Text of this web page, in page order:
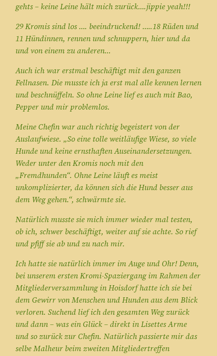
gehts – keine Leine hält mich zurück….jippie yeah!!!
29 Kromis sind los …. beeindruckend! …..18 Rüden und
11 Hündinnen, rennen und schnuppern, hier und da
und von einem zu anderen…
Auch ich war erstmal beschäftigt mit den ganzen
Fellnasen. Die musste ich ja erst mal alle kennen lernen
und beschnüffeln. So ohne Leine lief es auch mit Bao,
Pepper und mir problemlos.
Meine Chefin war auch richtig begeistert von der
Auslaufwiese. „So eine tolle weitläufige Wiese, so viele
Hunde und keine ernsthaften Auseinandersetzungen.
Weder unter den Kromis noch mit den
„Fremdhunden“. Ohne Leine läuft es meist
unkomplizierter, da können sich die Hund besser aus
dem Weg gehen.“, schwärmte sie.
Natürlich musste sie mich immer wieder mal testen,
ob ich, schwer beschäftigt, weiter auf sie achte. So rief
und pfiff sie ab und zu nach mir.
Ich hatte sie natürlich immer im Auge und Ohr! Denn,
bei unserem ersten Kromi-Spaziergang im Rahmen der
Mitgliederversammlung in Hoisdorf hatte ich sie bei
dem Gewirr von Menschen und Hunden aus dem Blick
verloren. Suchend lief ich den gesamten Weg zurück
und dann – was ein Glück – direkt in Lisettes Arme
und so zurück zur Chefin. Natürlich passierte mir das
selbe Malheur beim zweiten Mitgliedertreffen